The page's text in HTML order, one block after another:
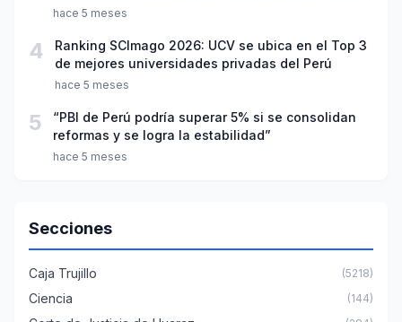
año escolar 2026
hace 5 meses
4
Ranking SCImago 2026: UCV se ubica en el Top 3
de mejores universidades privadas del Perú
hace 5 meses
5
“PBI de Perú podría superar 5% si se consolidan
reformas y se logra la estabilidad”
hace 5 meses
Secciones
Caja Trujillo (5218)
Ciencia (144)